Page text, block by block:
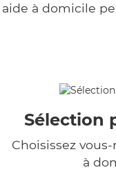
aide à domicile
Sélection
Choisissez
à